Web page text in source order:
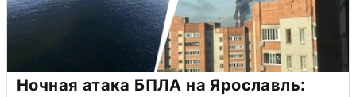
Ночная атака БПЛА на Ярославль: